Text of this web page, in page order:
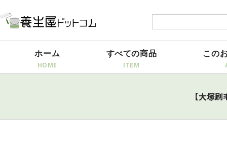
ホーム すべての商品 この
【大塚